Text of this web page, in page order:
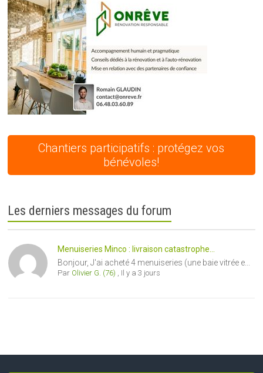
Chantiers participatifs : protégez vos
bénévoles!
Les derniers messages du forum
Menuiseries Minco : livraison catastrophe...
Bonjour, J'ai acheté 4 menuiseries (une baie vitrée e...
Par Olivier G. (76) Il y a 3 jours